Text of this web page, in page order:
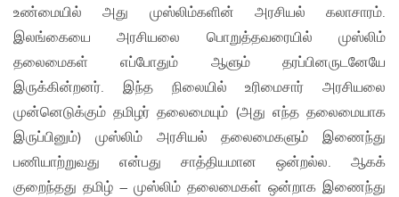
உண்மையில் அது முஸ்லிம்களின் அரசியல் கலாசாரம்.
இலங்கையை அரசியலை பொறுத்தவரையில் முஸ்லிம்
தலைமைகள் எப்போதும் ஆளும் தரப்பினருடனேயே
இருக்கின்றனர். இந்த நிலையில் உரிமைசார் அரசியலை
முன்னெடுக்கும் தமிழர் தலைமையும் (அது எந்த தலைமையாக
இருப்பினும்) முஸ்லிம் அரசியல் தலைமைகளும் இணைந்து
பணியாற்றுவது என்பது சாத்தியமான ஒன்றல்ல. ஆகக்
குறைந்தது தமிழ் – முஸ்லிம் தலைமைகள் ஒன்றாக இணைந்து